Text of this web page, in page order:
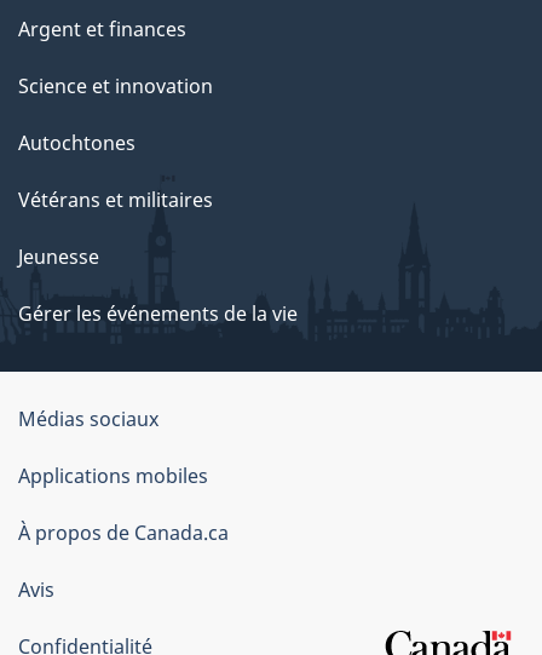
Argent et finances
Science et innovation
Autochtones
Vétérans et militaires
Jeunesse
Gérer les événements de la vie
Organisation
du
gouvernement
du
Canada
Médias sociaux
Applications mobiles
À propos de Canada.ca
Avis
Confidentialité